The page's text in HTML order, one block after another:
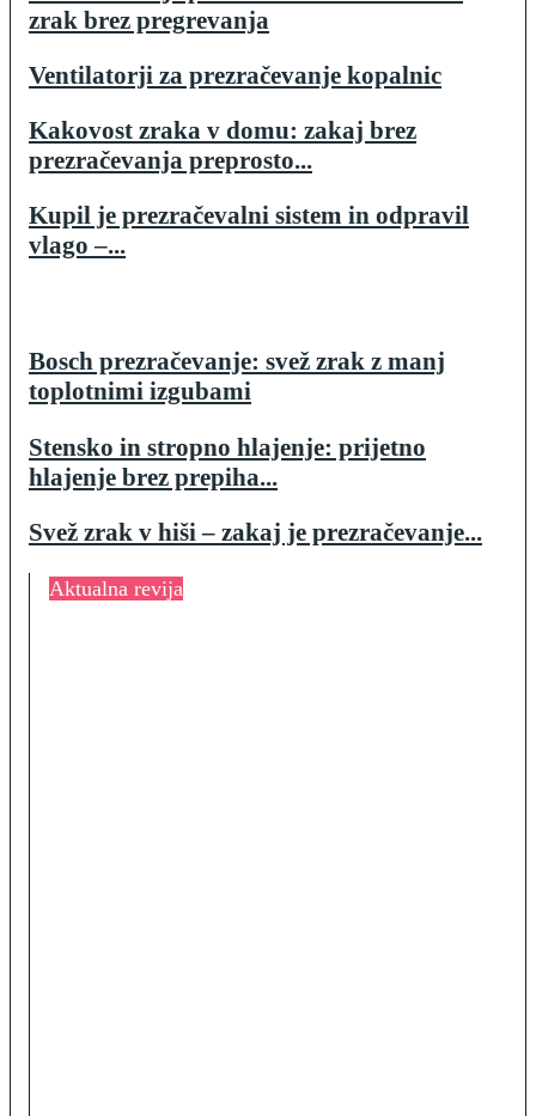
zrak brez pregrevanja
Ventilatorji za prezračevanje kopalnic
Kakovost zraka v domu: zakaj brez
prezračevanja preprosto...
Kupil je prezračevalni sistem in odpravil
vlago –...
Bosch prezračevanje: svež zrak z manj
toplotnimi izgubami
Stensko in stropno hlajenje: prijetno
hlajenje brez prepiha...
Svež zrak v hiši – zakaj je prezračevanje...
Aktualna revija